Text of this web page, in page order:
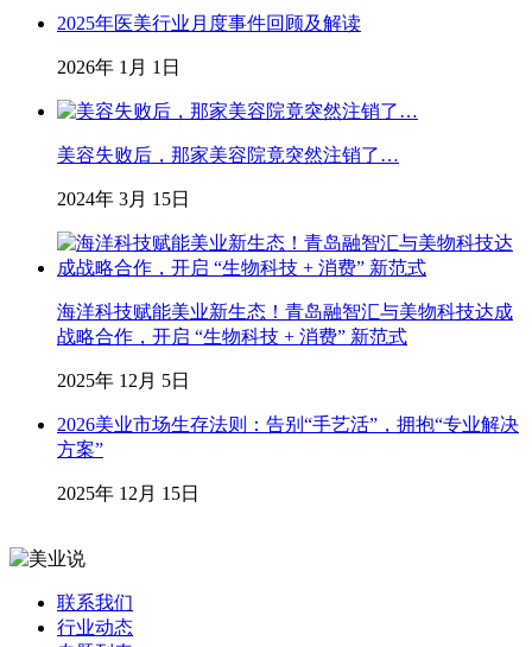
2025年医美行业月度事件回顾及解读
2026年 1月 1日
美容失败后，那家美容院竟突然注销了…
2024年 3月 15日
海洋科技赋能美业新生态！青岛融智汇与美物科技达成
战略合作，开启 “生物科技 + 消费” 新范式
2025年 12月 5日
2026美业市场生存法则：告别“手艺活”，拥抱“专业解决
方案”
2025年 12月 15日
联系我们
行业动态